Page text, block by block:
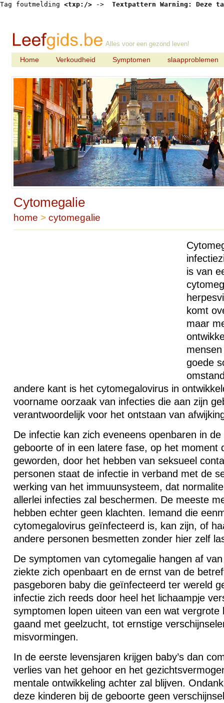
Tag foutmelding <txp:/> -> Textpattern Warning: Deze
Alles voor een gezond leven!
Home Verkoudheid Symptomen slaapproblemen
Cytomegalie
home > cytomegalie
is van
komt
maar
goede
andere kant is het cytomegalovirus in
voorname oorzaak van infecties die aan zijn
verantwoordelijk voor het ontstaan van
De infectie kan zich eveneens openbaren in
geboorte of in een latere fase, op het moment
geworden, door het hebben van seksueel
personen staat de infectie in verband met de
werking van het immuunsysteem, dat
allerlei infecties zal beschermen. De meeste
hebben echter geen klachten. Iemand die
cytomegalovirus geïnfecteerd is, kan zijn, of
andere personen besmetten zonder hier zelf
De symptomen van cytomegalie hangen af
ziekte zich openbaart en de ernst van de
pasgeboren baby die geïnfecteerd ter wereld
infectie zich reeds door heel het lichaampje
symptomen lopen uiteen van een wat vergrote
gaand met geelzucht, tot ernstige
misvormingen.
In de eerste levensjaren krijgen baby’s dan
verlies van het gehoor en het
mentale ontwikkeling achter zal blijven.
deze kinderen bij de geboorte geen